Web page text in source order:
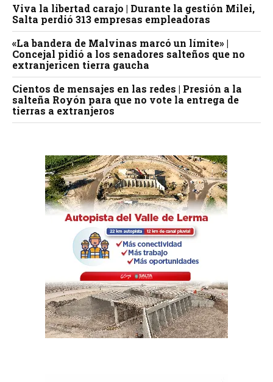
Viva la libertad carajo | Durante la gestión Milei,
Salta perdió 313 empresas empleadoras
«La bandera de Malvinas marcó un límite» |
Concejal pidió a los senadores salteños que no
extranjericen tierra gaucha
Cientos de mensajes en las redes | Presión a la
salteña Royón para que no vote la entrega de
tierras a extranjeros